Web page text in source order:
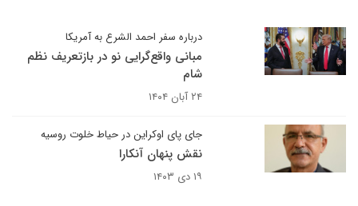
درباره سفر احمد الشرع به آمریکا
مبانی واقع‌گرایی نو در بازتعریف نظم
شام
۲۴ آبان ۱۴۰۴
جای پای اوکراین در حیاط خلوت روسیه
نقش پنهان آنکارا
۱۹ دی ۱۴۰۳